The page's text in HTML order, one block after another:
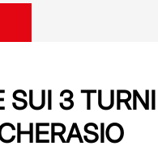
SUI 3 TURNI